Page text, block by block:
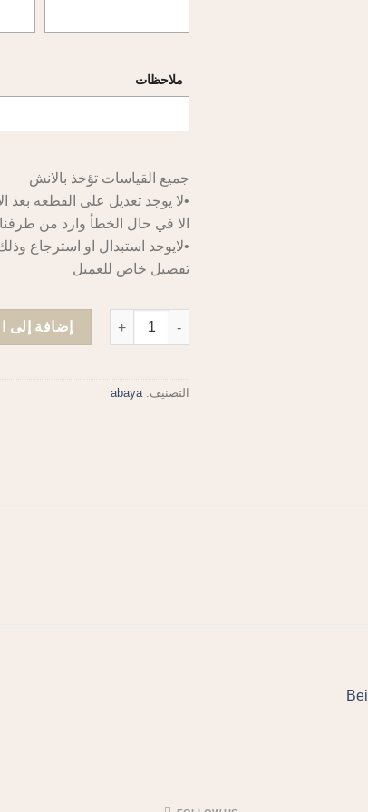
ملاحظات
جميع القياسات تؤخذ بالانش
•لا يوجد تعديل على القطعه بعد
الا في حال الخطأ وارد من طرفنا
•لايوجد استبدال او استرجاع
تفصيل خاص للعميل
إضافة إلى
التصنيف:abaya